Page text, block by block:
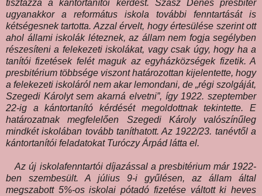
tisztázza a kántortanítói kérdést. Szász Dénes presbiter
ugyanakkor a református iskola további fenntartását is
kétségesnek tartotta. Azzal érvelt, hogy értesülése szerint ott
ahol állami iskolák léteznek, az állam nem fogja segélyben
részesíteni a felekezeti iskolákat, vagy csak úgy, hogy ha a
tanítói fizetések felét maguk az egyházközségek fizetik. A
presbitérium többsége viszont határozottan kijelentette, hogy
a felekezeti iskoláról nem akar lemondani, de „régi szolgáját,
Szegedi Károlyt sem akarná elvetni”, így 1922. szeptember
22-ig a kántortanító kérdését megoldottnak tekintette. E
határozatnak megfelelően Szegedi Károly valószínűleg
mindkét iskolában tovább taníthatott. Az 1922/23. tanévtől a
kántortanítói feladatokat Turóczy Árpád látta el.
Az új iskolafenntartói díjazással a presbitérium már 1922-
ben szembesült. A július 9-i gyűlésen, az állam által
megszabott 5%-os iskolai pótadó fizetése váltott ki heves